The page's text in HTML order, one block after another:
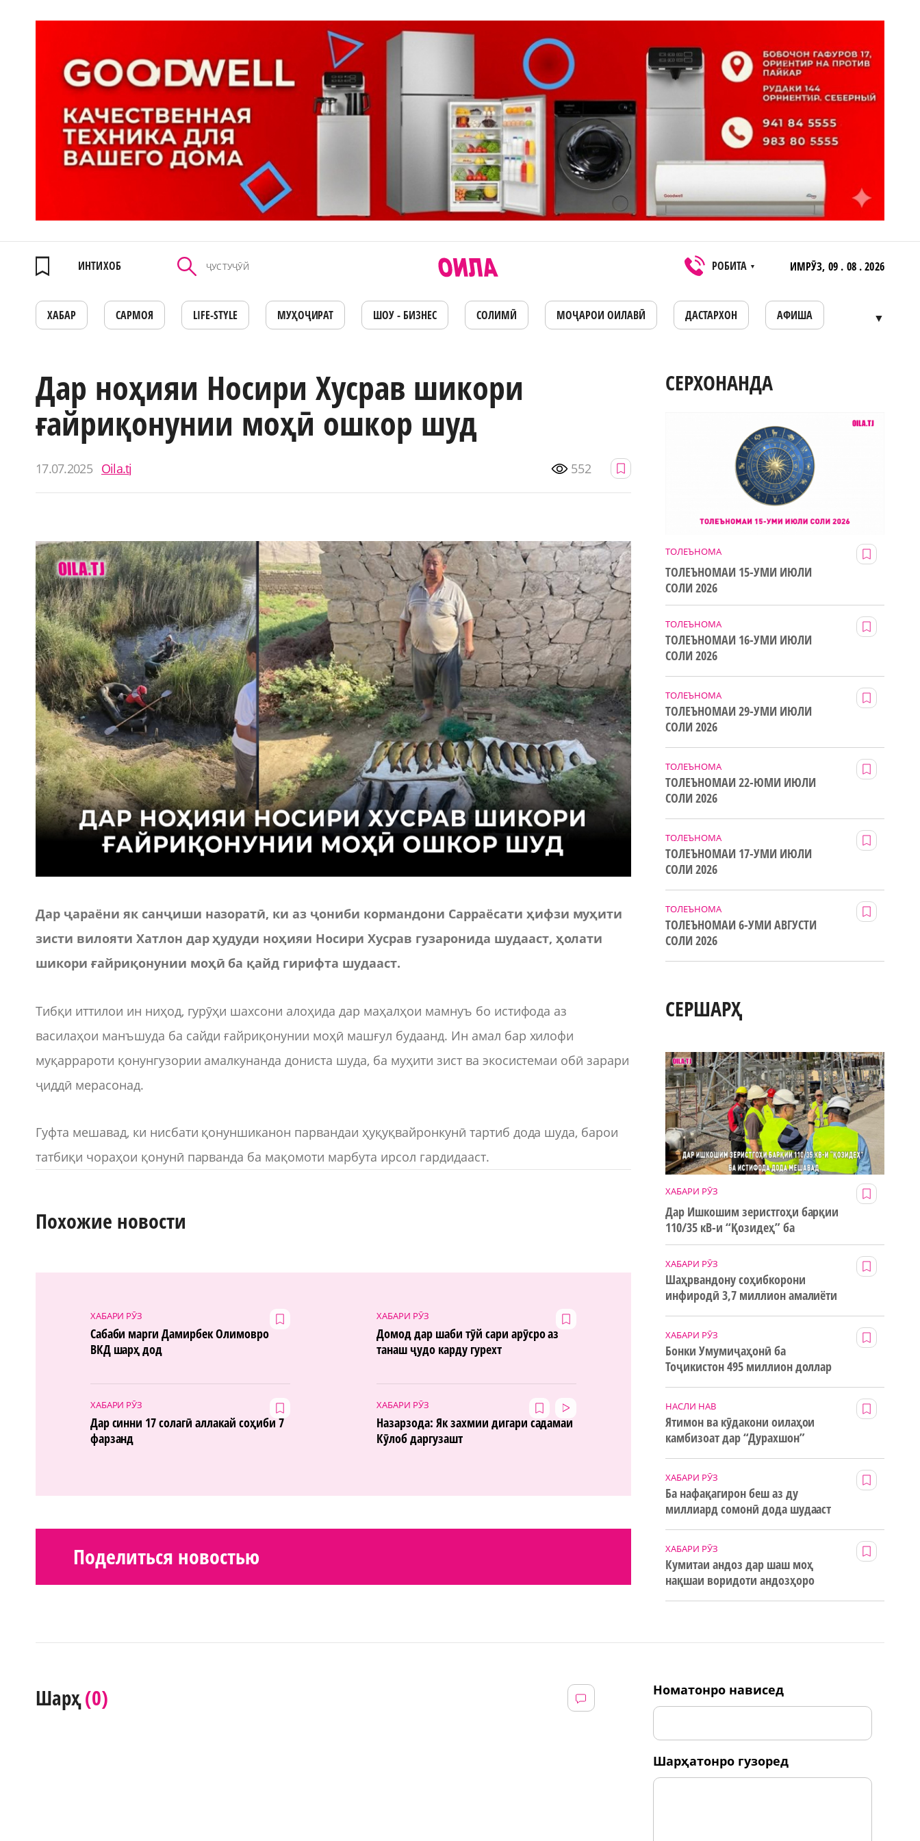
ИНТИХОБ РОБИТА ▼ ИМРӮЗ, 09 . 08 . 2026
ХАБАР САРМОЯ LIFE-STYLE МУҲОҶИРАТ ШОУ - БИЗНЕС СОЛИМӢ МОҶАРОИ ОИЛАВӢ ДАСТАРХОН АФИША ▼
Дар ноҳияи Носири Хусрав шикори
ғайриқонунии моҳӣ ошкор шуд
17.07.2025 Oila.tj 552
Дар ҷараёни як санҷиши назоратӣ, ки аз ҷониби кормандони Сарраёсати ҳифзи муҳити
зисти вилояти Хатлон дар ҳудуди ноҳияи Носири Хусрав гузаронида шудааст, ҳолати
шикори ғайриқонунии моҳӣ ба қайд гирифта шудааст.
Тибқи иттилои ин ниҳод, гурӯҳи шахсони алоҳида дар маҳалҳои мамнуъ бо истифода аз
василаҳои манъшуда ба сайди ғайриқонунии моҳӣ машғул будаанд. Ин амал бар хилофи
муқаррароти қонунгузории амалкунанда дониста шуда, ба муҳити зист ва экосистемаи обӣ зарари
ҷиддӣ мерасонад.
Гуфта мешавад, ки нисбати қонуншиканон парвандаи ҳуқуқвайронкунӣ тартиб дода шуда, барои
татбиқи чораҳои қонунӣ парванда ба мақомоти марбута ирсол гардидааст.
Похожие новости
ХАБАРИ РӮЗ
Сабаби марги Дамирбек Олимовро
ВКД шарҳ дод
ХАБАРИ РӮЗ
Домод дар шаби тӯй сари арӯсро аз
танаш ҷудо карду гурехт
ХАБАРИ РӮЗ
Дар синни 17 солагӣ аллакай соҳиби 7
фарзанд
ХАБАРИ РӮЗ
Назарзода: Як захмии дигари садамаи
Кӯлоб даргузашт
Поделиться новостью
СЕРХОНАНДА
ТОЛЕЪНОМА
ТОЛЕЪНОМАИ 15-УМИ ИЮЛИ
СОЛИ 2026
ТОЛЕЪНОМА
ТОЛЕЪНОМАИ 16-УМИ ИЮЛИ
СОЛИ 2026
ТОЛЕЪНОМА
ТОЛЕЪНОМАИ 29-УМИ ИЮЛИ
СОЛИ 2026
ТОЛЕЪНОМА
ТОЛЕЪНОМАИ 22-ЮМИ ИЮЛИ
СОЛИ 2026
ТОЛЕЪНОМА
ТОЛЕЪНОМАИ 17-УМИ ИЮЛИ
СОЛИ 2026
ТОЛЕЪНОМА
ТОЛЕЪНОМАИ 6-УМИ АВГУСТИ
СОЛИ 2026
СЕРШАРҲ
ХАБАРИ РӮЗ
Дар Ишкошим зеристгоҳи барқии
110/35 кВ-и “Қозидеҳ” ба
истифода дода мешавад
ХАБАРИ РӮЗ
Шаҳрвандону соҳибкорони
инфиродӣ 3,7 миллион амалиёти
ХАБАРИ РӮЗ
Бонки Умумиҷаҳонӣ ба
Тоҷикистон 495 миллион доллар
НАСЛИ НАВ
Ятимон ва кӯдакони оилаҳои
камбизоат дар “Дурахшон”
ХАБАРИ РӮЗ
Ба нафақагирон беш аз ду
миллиард сомонӣ дода шудааст
ХАБАРИ РӮЗ
Кумитаи андоз дар шаш моҳ
нақшаи воридоти андозҳоро
Шарҳ(0) номатонро нависед
шарҳатонро гузоред